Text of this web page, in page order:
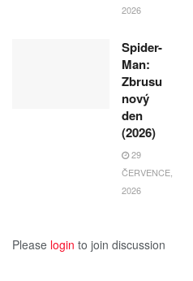
2026
Spider-
Man:
Zbrusu
nový
den
(2026)
29
ČERVENCE,
2026
Please login to join discussion